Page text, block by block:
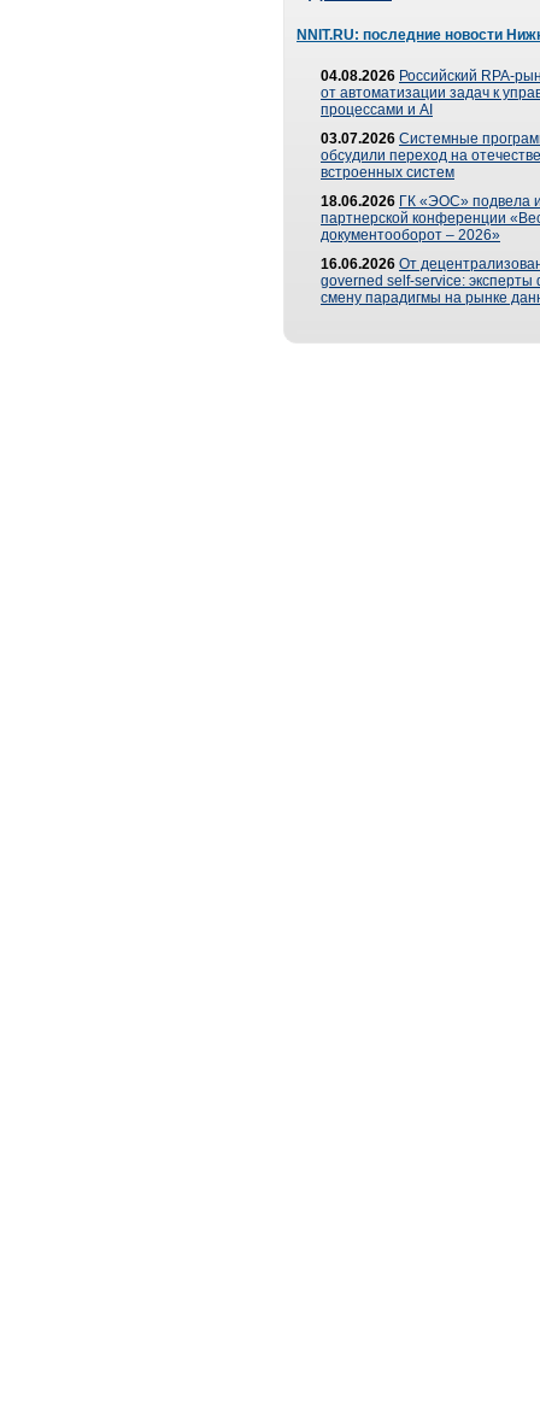
NNIT.RU: последние новости
04.08.2026 Российский RPA-
от автоматизации задач к
процессами и AI
03.07.2026 Системные
обсудили переход на
встроенных систем
18.06.2026 ГК «ЭОС» подвела
партнерской конференции
документооборот – 2026»
16.06.2026 От
governed self-service: эксперты
смену парадигмы на рынке